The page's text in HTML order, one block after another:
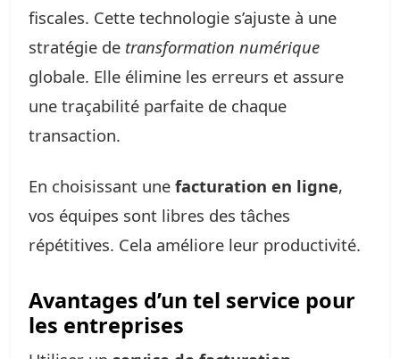
fiscales. Cette technologie s’ajuste à une
stratégie de transformation numérique
globale. Elle élimine les erreurs et assure
une traçabilité parfaite de chaque
transaction.
En choisissant une facturation en ligne,
vos équipes sont libres des tâches
répétitives. Cela améliore leur productivité.
Avantages d’un tel service pour
les entreprises